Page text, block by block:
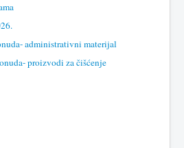
administrativni materijal
proizvodi za čišćenje